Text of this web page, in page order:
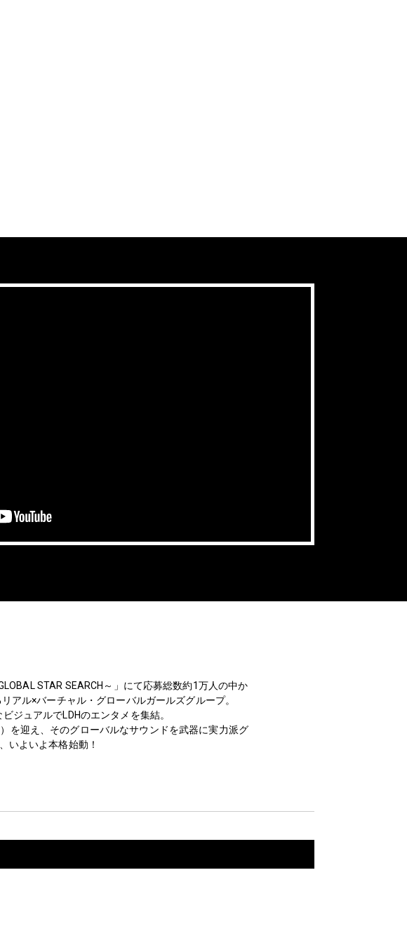
STAR SEARCH～」にて応募総数約1万人の中か
アル×バーチャル・グローバルガールズグループ。
ジュアルでLDHのエンタメを集結。
を迎え、そのグローバルなサウンドを武器に実力派グ
いよいよ本格始動！